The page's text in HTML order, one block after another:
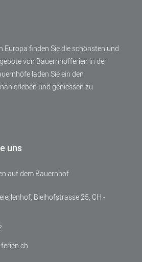
Europa finden Sie die schönsten und
von Bauernhofferien in der
laden Sie ein den
erleben und geniessen zu
uns
auf dem Bauernhof
Bleihofstrasse 25, CH -